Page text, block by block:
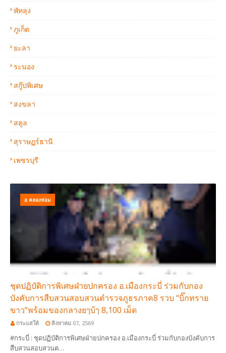
พัทลุง
ภูเก็ต
ยะลา
ระนอง
สกู๊ปพิเศษ
สงขลา
สตูล
สุราษฏร์ธานี
เพชรบุรี
อ.คลองท่อม
ชุดปฏิบัติการพิเศษฝ่ายปกครอง อ.เมืองกระบี่ ร่วมกับกอง
บังคับการสืบสวนสอบสวนตำรวจภูธรภาค8 รวบ “บิ๊กทราย
ขาว”พร้อมของกลางยๅบ้ๅ 8,100 เม็ด
กระแสใต้ สิงหาคม 07, 2569
#กระบี่ : ชุดปฏิบัติการพิเศษฝ่ายปกครอง อ.เมืองกระบี่ ร่วมกับกองบังคับการ
สืบสวนสอบสวนต…